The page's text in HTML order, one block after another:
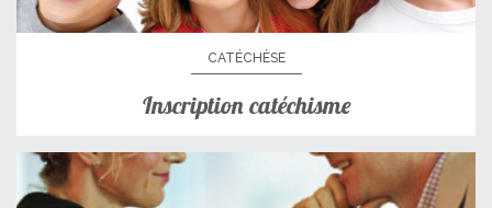
CATÉCHÈSE
Inscription catéchisme